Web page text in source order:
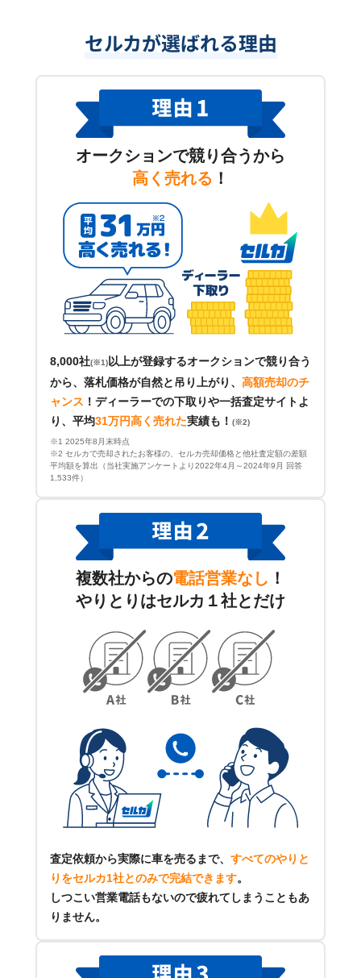
セルカが選ばれる理由
オークションで競り合うから
高く売れる ！
8,000社(※1) 以上が登録するオークションで競り合う
から、落札価格が自然と吊り上がり、 高額売却のチ
ャンス ！ ディーラーでの下取りや一括査定サイトよ
り、平均31万円高く売れた実績も！ (※2)
※1 2025年8月末時点
※2 セルカで売却されたお客様の、セルカ売却価格と他社査定額の差額
平均額を算出（当社実施アンケートより2022年4月～2024年9月 回答
1,533件）
複数社からの電話営業なし ！
やりとりはセルカ１社とだけ
査定依頼から実際に車を売るまで、 すべてのやりと
りをセルカ1社とのみで完結できます。
しつこい営業電話もないので疲れてしまうこともあ
りません。